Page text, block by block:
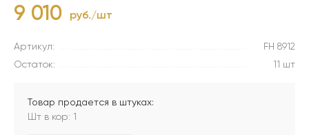
9 010 руб./шт
Артикул:
FH 8912
Остаток:
11 шт
Товар продается в штуках:
Шт в кор: 1